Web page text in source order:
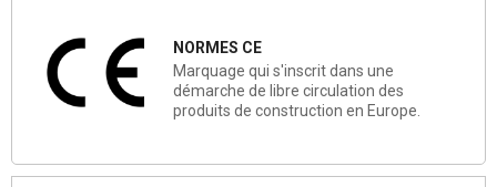
NORMES CE
Marquage qui s'inscrit dans une
démarche de libre circulation des
produits de construction en Europe.